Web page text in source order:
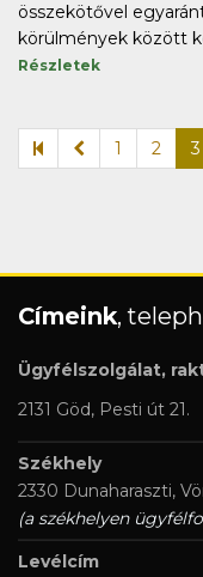
összekötővel
körülmények között
Részletek
1 2 3
Címeink,
Ügyfélszolgálat,
2131 Göd, Pesti út 21.
Székhely
2330 Dunaharaszti,
(a székhelyen
Levélcím